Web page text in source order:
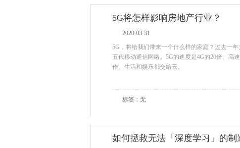
5G将怎样影响房地产行业？
2020-03-31
5G，将给我们带来一个什么样的家庭？过去一
五代移动通信网络。5G的速度是4G的20倍。高
作、生活和娱乐都交给云。
标签：无
如何拯救无法「深度学习」的制